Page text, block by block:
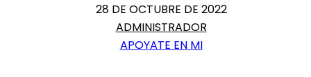
28 DE OCTUBRE DE 2022
ADMINISTRADOR
APOYATE EN MI